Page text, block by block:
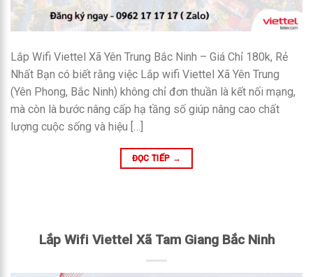
Lắp Wifi Viettel Xã Yên Trung Bắc Ninh – Giá Chỉ 180k, Rẻ
Nhất Bạn có biết rằng việc Lắp wifi Viettel Xã Yên Trung
(Yên Phong, Bắc Ninh) không chỉ đơn thuần là kết nối mạng,
mà còn là bước nâng cấp hạ tầng số giúp nâng cao chất
lượng cuộc sống và hiệu […]
ĐỌC TIẾP →
Lắp Wifi Viettel Xã Tam Giang Bắc Ninh